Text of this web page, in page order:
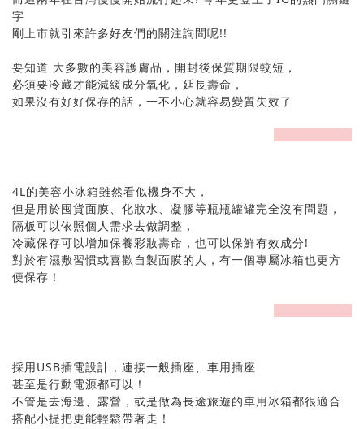
字
剛上市就引來許多好友們的關注詢問呢!!
要知道 大多數的美容護膚品，開封後保質期限較短，
必須要冷藏才能減緩成分氧化，延長壽命，
如果沒有好好保存的話，一不小心就容易變質失效了
4L的美容小冰箱雖然看似機身不大，
但是用於囤貨面膜、化妝水、凝膠等瓶瓶罐罐完全沒有問題，
隔板可以依照個人需求去做調整，
冷藏保存可以增加保養彩妝壽命，也可以保鮮有效成分!
對於有濕敷習慣或喜歡自製面膜的人，有一個專屬冰箱也更方
便保存！
採用USB插電設計，連接一般插座、車用插座
甚至是行動電源都可以！
不管是去海邊、露營，或是做為長途旅遊的車用冰箱都很適合
搭配小提把更能輕鬆帶著走！